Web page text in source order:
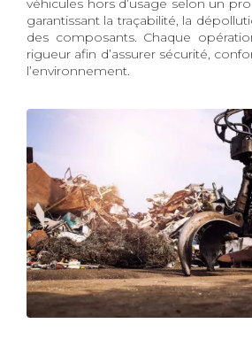
véhicules hors d’usage selon un
garantissant la traçabilité, la
des composants. Chaque
rigueur afin d’assurer sécurité,
l’environnement.